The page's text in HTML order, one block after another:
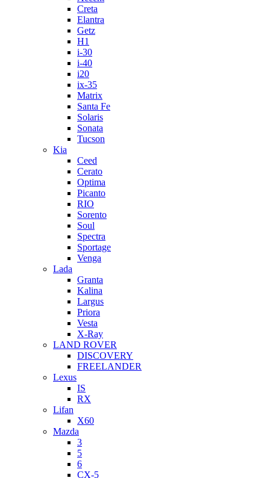
Creta
Elantra
Getz
H1
i-30
i-40
i20
ix-35
Matrix
Santa Fe
Solaris
Sonata
Tucson
Kia
Ceed
Cerato
Optima
Picanto
RIO
Sorento
Soul
Spectra
Sportage
Venga
Lada
Granta
Kalina
Largus
Priora
Vesta
X-Ray
LAND ROVER
DISCOVERY
FREELANDER
Lexus
IS
RX
Lifan
X60
Mazda
3
5
6
CX-5